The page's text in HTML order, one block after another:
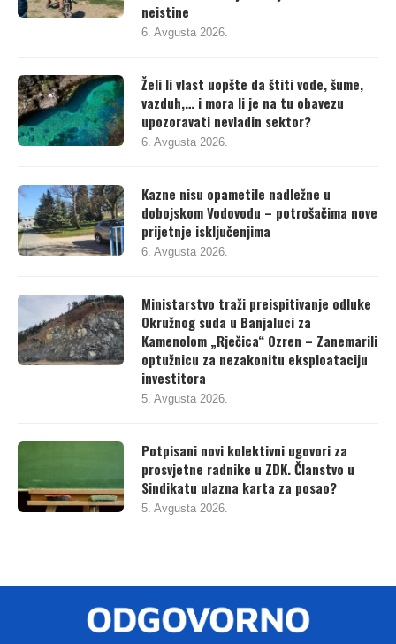
neistine
6. Avgusta 2026.
Želi li vlast uopšte da štiti vode, šume,
vazduh,… i mora li je na tu obavezu
upozoravati nevladin sektor?
6. Avgusta 2026.
Kazne nisu opametile nadležne u
dobojskom Vodovodu – potrošačima nove
prijetnje isključenjima
6. Avgusta 2026.
Ministarstvo traži preispitivanje odluke
Okružnog suda u Banjaluci za
Kamenolom „Rječica“ Ozren – Zanemarili
optužnicu za nezakonitu eksploataciju
investitora
5. Avgusta 2026.
Potpisani novi kolektivni ugovori za
prosvjetne radnike u ZDK. Članstvo u
Sindikatu ulazna karta za posao?
5. Avgusta 2026.